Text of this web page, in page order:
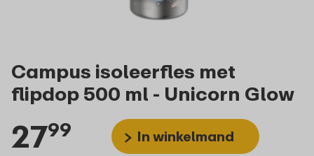
Campus isoleerfles met
flipdop 500 ml - Unicorn Glow
2799 In winkelmand